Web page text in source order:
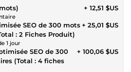
+ 12,51 $US
SEO de 300 mots
: 2 Fiches Produit)
1 jour
+ 25,01 $US
SEO de 300
(Total : 4 fiches
+ 100,06 $US